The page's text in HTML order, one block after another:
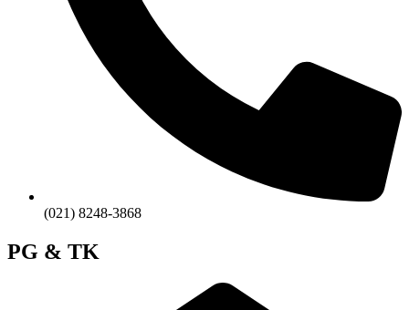
(021) 8248-3868
PG & TK